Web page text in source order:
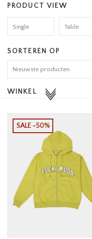
ACCESSOIRES
HOMEWARE
MERKEN
PRODUCT VIEW
Single Table
SORTEREN OP
WINKEL
SALE -50%